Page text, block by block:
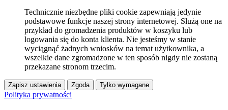
Technicznie niezbędne pliki cookie zapewniają jedynie
podstawowe funkcje naszej strony internetowej. Służą one na
przykład do gromadzenia produktów w koszyku lub
logowania się do konta klienta. Nie jesteśmy w stanie
wyciągnąć żadnych wniosków na temat użytkownika, a
wszelkie dane zgromadzone w ten sposób nigdy nie zostaną
przekazane stronom trzecim.
Zapisz ustawienia Zgoda Tylko wymagane
Polityka prywatności